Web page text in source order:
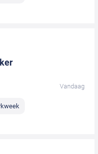
Vandaag